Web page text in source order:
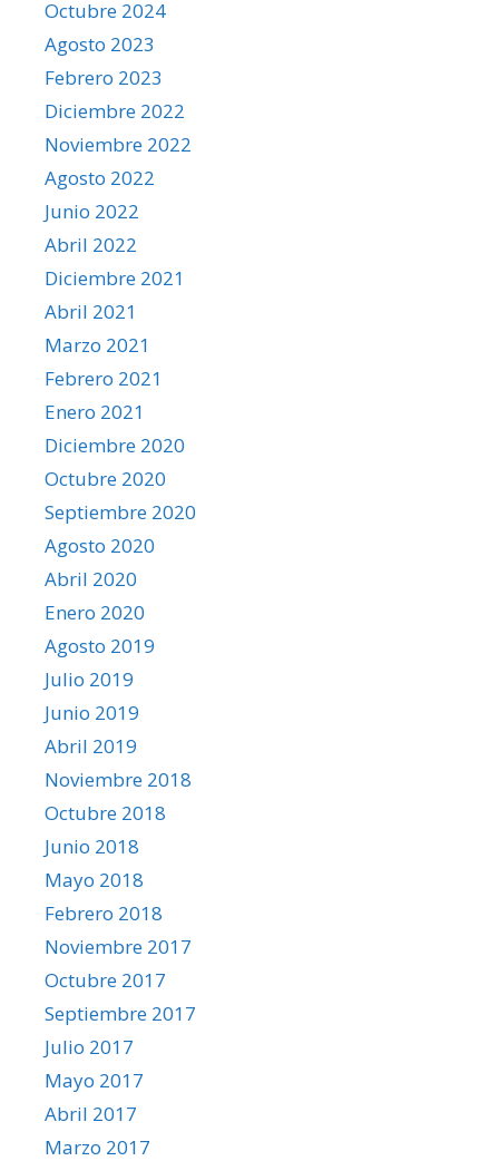
Octubre 2024
Agosto 2023
Febrero 2023
Diciembre 2022
Noviembre 2022
Agosto 2022
Junio 2022
Abril 2022
Diciembre 2021
Abril 2021
Marzo 2021
Febrero 2021
Enero 2021
Diciembre 2020
Octubre 2020
Septiembre 2020
Agosto 2020
Abril 2020
Enero 2020
Agosto 2019
Julio 2019
Junio 2019
Abril 2019
Noviembre 2018
Octubre 2018
Junio 2018
Mayo 2018
Febrero 2018
Noviembre 2017
Octubre 2017
Septiembre 2017
Julio 2017
Mayo 2017
Abril 2017
Marzo 2017